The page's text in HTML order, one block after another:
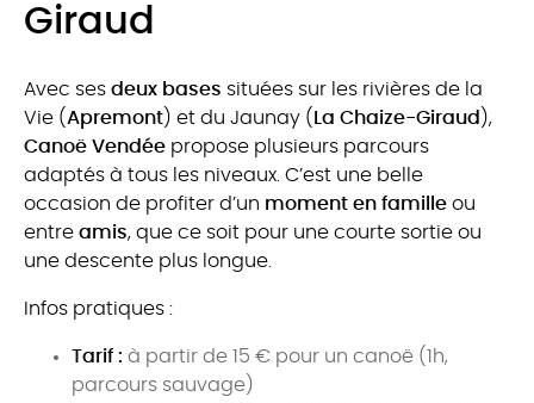
Giraud
Avec ses deux bases situées sur les rivières de la
Vie ( Apremont) et du Jaunay ( La Chaize-Giraud ),
Canoë Vendée propose plusieurs parcours
adaptés à tous les niveaux. C’est une belle
occasion de profiter d’un moment en famille ou
entre amis, que ce soit pour une courte sortie ou
une descente plus longue.
Infos pratiques :
Tarif : à partir de 15 € pour un canoë (1h,
parcours sauvage)